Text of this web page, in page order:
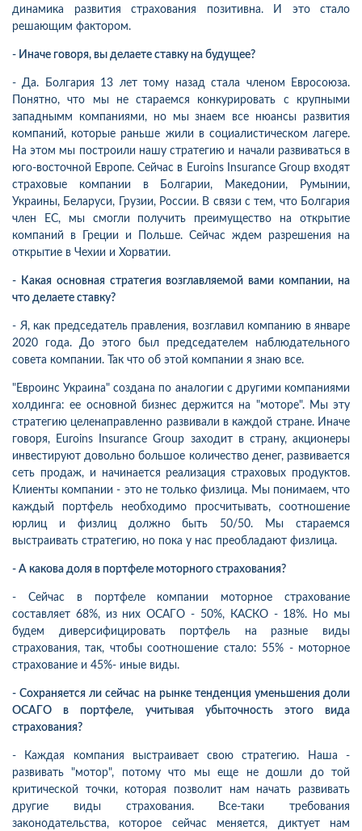
динамика развития страхования позитивна. И это стало
решающим фактором.
- Иначе говоря, вы делаете ставку на будущее?
- Да. Болгария 13 лет тому назад стала членом Евросоюза.
Понятно, что мы не стараемся конкурировать с крупными
западнымм компаниями, но мы знаем все нюансы развития
компаний, которые раньше жили в социалистическом лагере.
На этом мы построили нашу стратегию и начали развиваться в
юго-восточной Европе. Сейчас в Euroins Insurance Group входят
страховые компании в Болгарии, Македонии, Румынии,
Украины, Беларуси, Грузии, России. В связи с тем, что Болгария
член ЕС, мы смогли получить преимущество на открытие
компаний в Греции и Польше. Сейчас ждем разрешения на
открытие в Чехии и Хорватии.
- Какая основная стратегия возглавляемой вами компании, на
что делаете ставку?
- Я, как председатель правления, возглавил компанию в январе
2020 года. До этого был председателем наблюдательного
совета компании. Так что об этой компании я знаю все.
"Евроинс Украина" создана по аналогии с другими компаниями
холдинга: ее основной бизнес держится на "моторе". Мы эту
стратегию целенаправленно развивали в каждой стране. Иначе
говоря, Euroins Insurance Group заходит в страну, акционеры
инвестируют довольно большое количество денег, развивается
сеть продаж, и начинается реализация страховых продуктов.
Клиенты компании - это не только физлица. Мы понимаем, что
каждый портфель необходимо просчитывать, соотношение
юрлиц и физлиц должно быть 50/50. Мы стараемся
выстраивать стратегию, но пока у нас преобладают физлица.
- А какова доля в портфеле моторного страхования?
- Сейчас в портфеле компании моторное страхование
составляет 68%, из них ОСАГО - 50%, КАСКО - 18%. Но мы
будем диверсифицировать портфель на разные виды
страхования, так, чтобы соотношение стало: 55% - моторное
страхование и 45%- иные виды.
- Сохраняется ли сейчас на рынке тенденция уменьшения доли
ОСАГО в портфеле, учитывая убыточность этого вида
страхования?
- Каждая компания выстраивает свою стратегию. Наша -
развивать "мотор", потому что мы еще не дошли до той
критической точки, которая позволит нам начать развивать
другие виды страхования. Все-таки требования
законодательства, которое сейчас меняется, диктует нам